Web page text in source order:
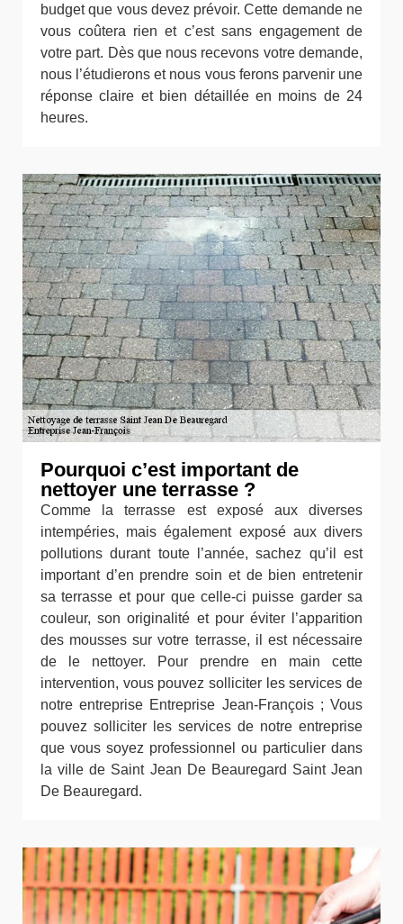
budget que vous devez prévoir. Cette demande ne
vous coûtera rien et c’est sans engagement de
votre part. Dès que nous recevons votre demande,
nous l’étudierons et nous vous ferons parvenir une
réponse claire et bien détaillée en moins de 24
heures.
Pourquoi c’est important de
nettoyer une terrasse ?
Comme la terrasse est exposé aux diverses
intempéries, mais également exposé aux divers
pollutions durant toute l’année, sachez qu’il est
important d’en prendre soin et de bien entretenir
sa terrasse et pour que celle-ci puisse garder sa
couleur, son originalité et pour éviter l’apparition
des mousses sur votre terrasse, il est nécessaire
de le nettoyer. Pour prendre en main cette
intervention, vous pouvez solliciter les services de
notre entreprise Entreprise Jean-François ; Vous
pouvez solliciter les services de notre entreprise
que vous soyez professionnel ou particulier dans
la ville de Saint Jean De Beauregard Saint Jean
De Beauregard.